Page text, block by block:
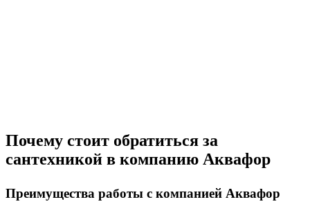
Почему стоит обратиться за
сантехникой в компанию Аквафор
Преимущества работы с компанией Аквафор